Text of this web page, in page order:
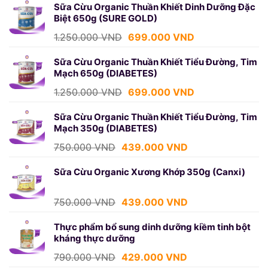
là:
750.000 VND.
tại
439.000 VND.
Sữa Cừu Organic Thuần Khiết Dinh Dưỡng Đặc
Biệt 650g (SURE GOLD)
1.250.000VND Giá
là:
1.250.000 VND.
699.000 VNDGiá
tại
Sữa Cừu Organic Thuần Khiết Tiểu Đường, Tim
Mạch 650g (DIABETES)
1.250.000VND Giá
là:
1.250.000 VND.
699.000 VNDGiá
tại
Sữa Cừu Organic Thuần Khiết Tiểu Đường, Tim
Mạch 350g (DIABETES)
750.000VND Giá
là:
439.000 VNDGiá
tại
Sữa Cừu Organic Xương Khớp 350g (Canxi)
750.000VND Giá
là:
750.000 VND.
439.000 VNDGiá
tại
Thực phẩm bổ sung dinh dưỡng kiềm tinh bột
kháng thực dưỡng
790.000VND Giá
429.000 VNDGiá